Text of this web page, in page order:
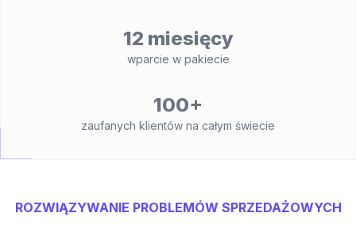
12 miesięcy
wparcie w pakiecie
100+
zaufanych klientów na całym świecie
ROZWIĄZYWANIE PROBLEMÓW SPRZEDAŻOWYCH